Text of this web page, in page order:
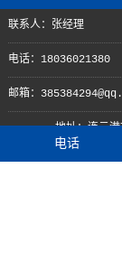
联系人：张经理
电话：18036021380
邮箱：
地址：连云
电话